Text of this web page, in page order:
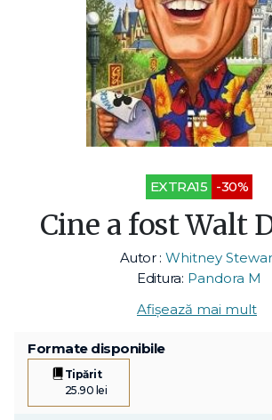
EXTRA15 -30%
Cine a fost Walt
Autor : Whitney
Editura: Pandora M
Afișează mai mult
Formate disponibile
Tipărit
25.90 lei